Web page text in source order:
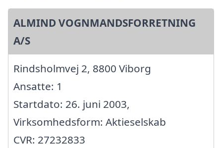
ALMIND VOGNMANDSFORRETNING
A/S
Rindsholmvej 2, 8800 Viborg
Ansatte: 1
Startdato: 26. juni 2003,
Virksomhedsform: Aktieselskab
CVR: 27232833